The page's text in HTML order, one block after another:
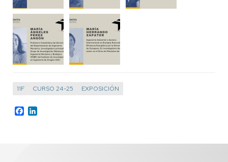
11F CURSO 24-25 EXPOSICIÓN
Facebook